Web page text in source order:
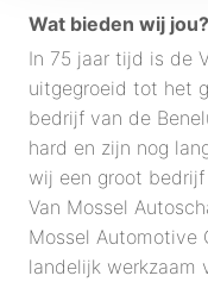
Wat bieden wij jou?
In 75 jaar tijd is de
uitgegroeid tot het
bedrijf van de
hard en zijn nog
wij een groot
Van Mossel
Mossel Automotive
landelijk werkzaam